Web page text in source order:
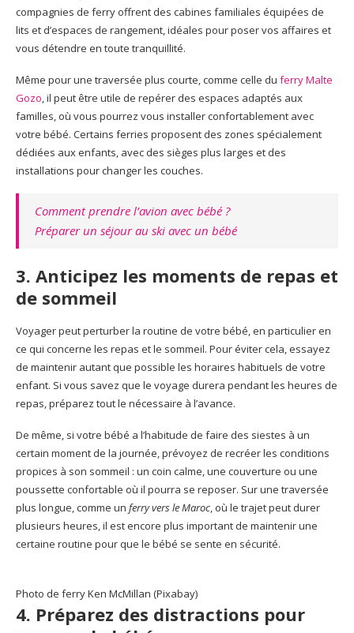
compagnies de ferry offrent des cabines familiales équipées de
lits et d’espaces de rangement, idéales pour poser vos affaires et
vous détendre en toute tranquillité.
Même pour une traversée plus courte, comme celle du ferry Malte
Gozo, il peut être utile de repérer des espaces adaptés aux
familles, où vous pourrez vous installer confortablement avec
votre bébé. Certains ferries proposent des zones spécialement
dédiées aux enfants, avec des sièges plus larges et des
installations pour changer les couches.
Comment prendre l’avion avec bébé ?
Préparer un séjour au ski avec un bébé
3. Anticipez les moments de repas et
de sommeil
Voyager peut perturber la routine de votre bébé, en particulier en
ce qui concerne les repas et le sommeil. Pour éviter cela, essayez
de maintenir autant que possible les horaires habituels de votre
enfant. Si vous savez que le voyage durera pendant les heures de
repas, préparez tout le nécessaire à l’avance.
De même, si votre bébé a l’habitude de faire des siestes à un
certain moment de la journée, prévoyez de recréer les conditions
propices à son sommeil : un coin calme, une couverture ou une
poussette confortable où il pourra se reposer. Sur une traversée
plus longue, comme un ferry vers le Maroc, où le trajet peut durer
plusieurs heures, il est encore plus important de maintenir une
certaine routine pour que le bébé se sente en sécurité.
Photo de ferry Ken McMillan (Pixabay)
4. Préparez des distractions pour